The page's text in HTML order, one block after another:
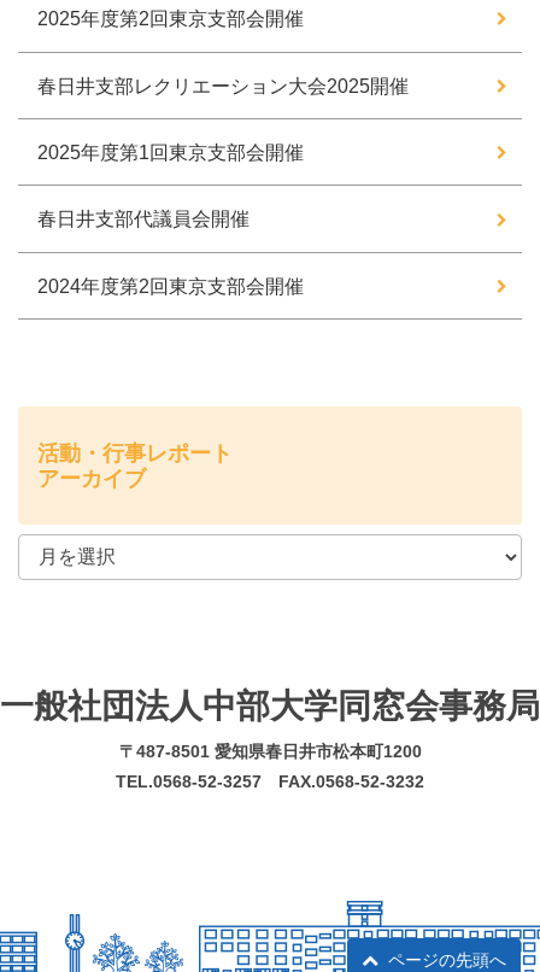
2025年度第2回東京支部会開催
春日井支部レクリエーション大会2025開催
2025年度第1回東京支部会開催
春日井支部代議員会開催
2024年度第2回東京支部会開催
活動・行事レポート
アーカイブ
一般社団法人中部大学同窓会事務局
〒487-8501 愛知県春日井市松本町1200
TEL.0568-52-3257 FAX.0568-52-3232
ページの先頭へ